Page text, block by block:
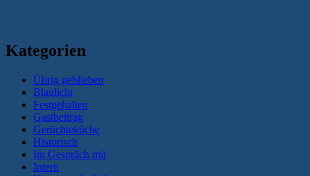
Kategorien
Übrig geblieben
Blaulicht
Festgehalten
Gastbeitrag
Gerüchteküche
Historisch
Im Gespräch mit
Intern